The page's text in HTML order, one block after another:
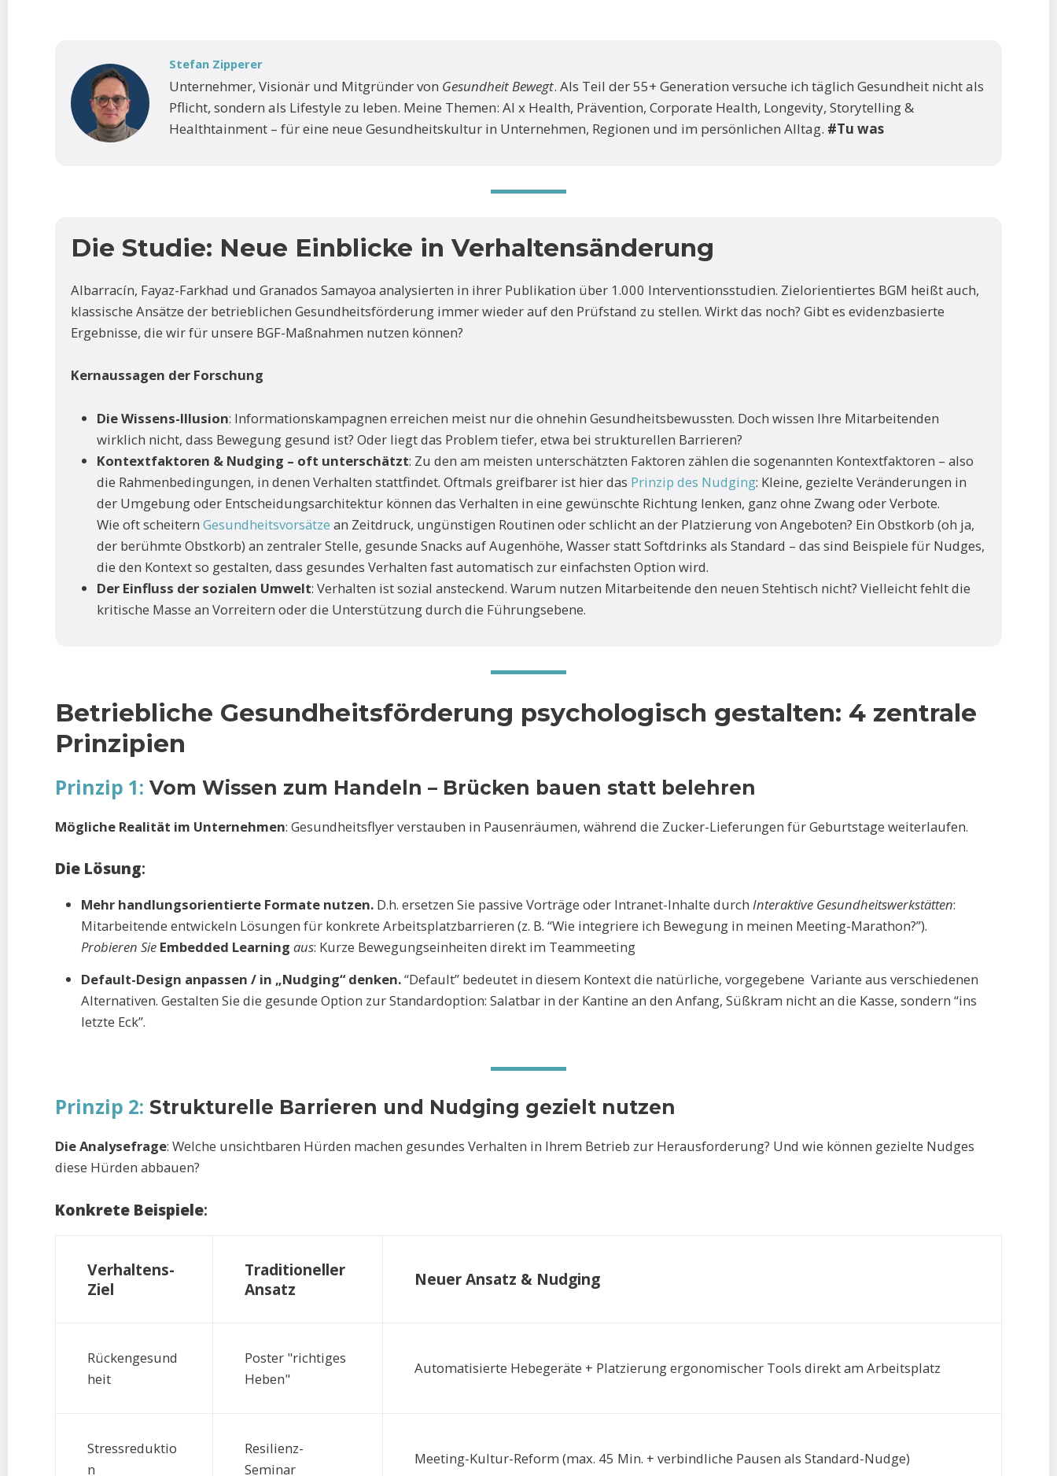
Stefan Zipperer
Unternehmer, Visionär und Mitgründer von Gesundheit Bewegt. Als Teil der 55+ Generation versuche ich täglich Gesundheit nicht als
Pflicht, sondern als Lifestyle zu leben. Meine Themen: AI x Health, Prävention, Corporate Health, Longevity, Storytelling &
Healthtainment – für eine neue Gesundheitskultur in Unternehmen, Regionen und im persönlichen Alltag. #Tu was
Die Studie: Neue Einblicke in Verhaltensänderung
Albarracín, Fayaz-Farkhad und Granados Samayoa analysierten in ihrer Publikation über 1.000 Interventionsstudien. Zielorientiertes BGM heißt auch,
klassische Ansätze der betrieblichen Gesundheitsförderung immer wieder auf den Prüfstand zu stellen. Wirkt das noch? Gibt es evidenzbasierte
Ergebnisse, die wir für unsere BGF-Maßnahmen nutzen können?
Kernaussagen der Forschung
Die Wissens-Illusion: Informationskampagnen erreichen meist nur die ohnehin Gesundheitsbewussten. Doch wissen Ihre Mitarbeitenden
wirklich nicht, dass Bewegung gesund ist? Oder liegt das Problem tiefer, etwa bei strukturellen Barrieren?
Kontextfaktoren & Nudging – oft unterschätzt: Zu den am meisten unterschätzten Faktoren zählen die sogenannten Kontextfaktoren – also
die Rahmenbedingungen, in denen Verhalten stattfindet. Oftmals greifbarer ist hier das Prinzip des Nudging: Kleine, gezielte Veränderungen in
der Umgebung oder Entscheidungsarchitektur können das Verhalten in eine gewünschte Richtung lenken, ganz ohne Zwang oder Verbote.
Wie oft scheiternGesundheitsvorsätze an Zeitdruck, ungünstigen Routinen oder schlicht an der Platzierung von Angeboten? Ein Obstkorb (oh ja,
der berühmte Obstkorb) an zentraler Stelle, gesunde Snacks auf Augenhöhe, Wasser statt Softdrinks als Standard – das sind Beispiele für Nudges,
die den Kontext so gestalten, dass gesundes Verhalten fast automatisch zur einfachsten Option wird.
Der Einfluss der sozialen Umwelt: Verhalten ist sozial ansteckend. Warum nutzen Mitarbeitende den neuen Stehtisch nicht? Vielleicht fehlt die
kritische Masse an Vorreitern oder die Unterstützung durch die Führungsebene.
Betriebliche Gesundheitsförderung psychologisch gestalten: 4 zentrale
Prinzipien
Prinzip 1: Vom Wissen zum Handeln – Brücken bauen statt belehren
Mögliche Realität im Unternehmen: Gesundheitsflyer verstauben in Pausenräumen, während die Zucker-Lieferungen für Geburtstage weiterlaufen.
Die Lösung:
Mehr handlungsorientierte Formate nutzen. D.h. ersetzen Sie passive Vorträge oder Intranet-Inhalte durchInteraktive Gesundheitswerkstätten:
Mitarbeitende entwickeln Lösungen für konkrete Arbeitsplatzbarrieren (z. B. “Wie integriere ich Bewegung in meinen Meeting-Marathon?”).
Probieren Sie Embedded Learning aus: Kurze Bewegungseinheiten direkt im Teammeeting
Default-Design anpassen / in „Nudging“ denken.“Default” bedeutet in diesem Kontext die natürliche, vorgegebene Variante aus verschiedenen
Alternativen. Gestalten Sie die gesunde Option zur Standardoption: Salatbar in der Kantine an den Anfang, Süßkram nicht an die Kasse, sondern “ins
letzte Eck”.
Prinzip 2: Strukturelle Barrieren und Nudging gezielt nutzen
Die Analysefrage: Welche unsichtbaren Hürden machen gesundes Verhalten in Ihrem Betrieb zur Herausforderung? Und wie können gezielte Nudges
diese Hürden abbauen?
Konkrete Beispiele:
Verhaltens-
Ziel
Traditioneller
Ansatz
Neuer Ansatz & Nudging
Rückengesund
heit
Poster "richtiges
Heben"
Automatisierte Hebegeräte + Platzierung ergonomischer Tools direkt am Arbeitsplatz
Stressreduktio
n
Resilienz-
Seminar
Meeting-Kultur-Reform (max. 45 Min. + verbindliche Pausen als Standard-Nudge)